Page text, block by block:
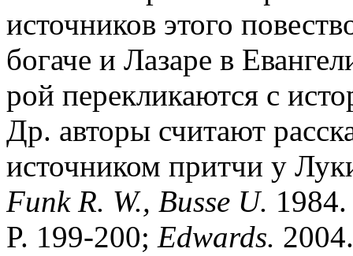
источников этого
богаче и Лазаре в
рой перекликаются с
Др. авторы считают
источником притчи у
Funk R. W., Busse U.
P. 199-200; Edwards.